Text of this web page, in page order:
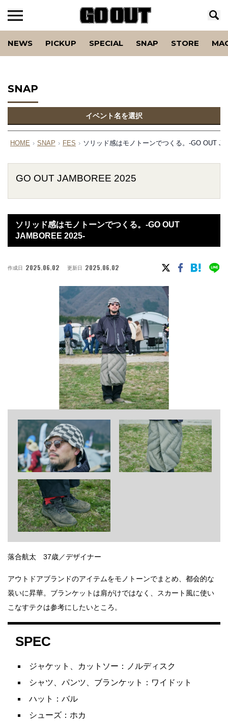
NEWS PICKUP SPECIAL SNAP STORE
SNAP
イベント名を選択
HOME › SNAP › FES › ソリッド感はモノトーンでつくる。-GO OUT
GO OUT JAMBOREE 2025
ソリッド感はモノトーンでつくる。-GO OUT
JAMBOREE 2025-
作成日 2025.06.02 更新日 2025.06.02
落合航太 37歳／デザイナー
アウトドアブランドのアイテムをモノトーンでまとめ、都会的な
装いに昇華。ブランケットは肩がけではなく、スカート風に使い
こなすテクは参考にしたいところ。
SPEC
ジャケット、カットソー：ノルディスク
シャツ、パンツ、ブランケット：ワイドット
ハット：バル
シューズ：ホカ